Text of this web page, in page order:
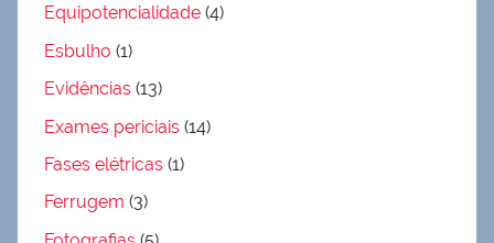
Equipotencialidade (4)
Esbulho (1)
Evidências (13)
Exames periciais (14)
Fases elétricas (1)
Ferrugem (3)